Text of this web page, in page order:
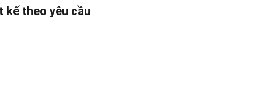
kế theo yêu cầu